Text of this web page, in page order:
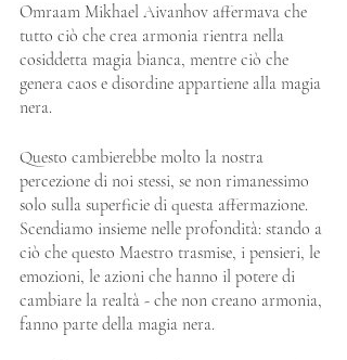
Omraam Mikhael Aivanhov affermava che
tutto ciò che crea armonia rientra nella
cosiddetta magia bianca, mentre ciò che
genera caos e disordine appartiene alla magia
nera.
Questo cambierebbe molto la nostra
percezione di noi stessi, se non rimanessimo
solo sulla superficie di questa affermazione.
Scendiamo insieme nelle profondità: stando a
ciò che questo Maestro trasmise, i pensieri, le
emozioni, le azioni che hanno il potere di
cambiare la realtà - che non creano armonia,
fanno parte della magia nera.